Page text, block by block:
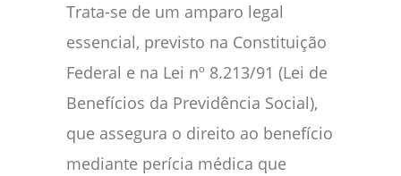
Trata-se de um amparo legal
essencial, previsto na Constituição
Federal e na Lei nº 8.213/91 (Lei de
Benefícios da Previdência Social),
que assegura o direito ao benefício
mediante perícia médica que